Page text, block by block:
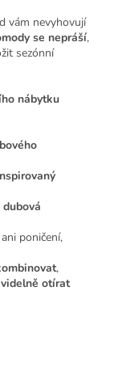
vám nevyhovují
se nepráší,
sezónní
nábytku
poničení,
,
otírat